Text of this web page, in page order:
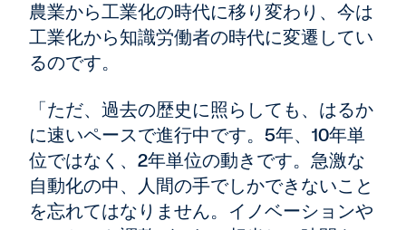
農業から工業化の時代に移り変わり、今は
工業化から知識労働者の時代に変遷してい
るのです。
「ただ、過去の歴史に照らしても、はるか
に速いペースで進行中です。5年、10年単
位ではなく、2年単位の動きです。急激な
自動化の中、人間の手でしかできないこと
を忘れてはなりません。イノベーションや